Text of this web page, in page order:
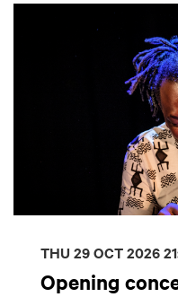
Opening
THU 29 OCT 2026